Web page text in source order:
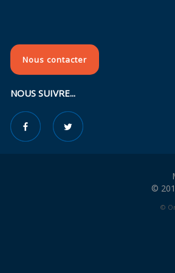
Nous contacter
NOUS SUIVRE...
©
©